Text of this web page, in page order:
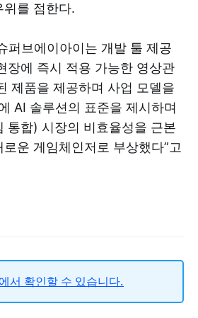
위를 점한다.
퍼브에이아이는 개발 툴 제공
장에 즉시 적용 가능한 영상관
제품을 제공하며 사업 모델을
AI 솔루션의 표준을 제시하며
통합) 시장의 비효율성을 근본
운 게임체인저로 부상했다”고
서 확인할 수 있습니다.